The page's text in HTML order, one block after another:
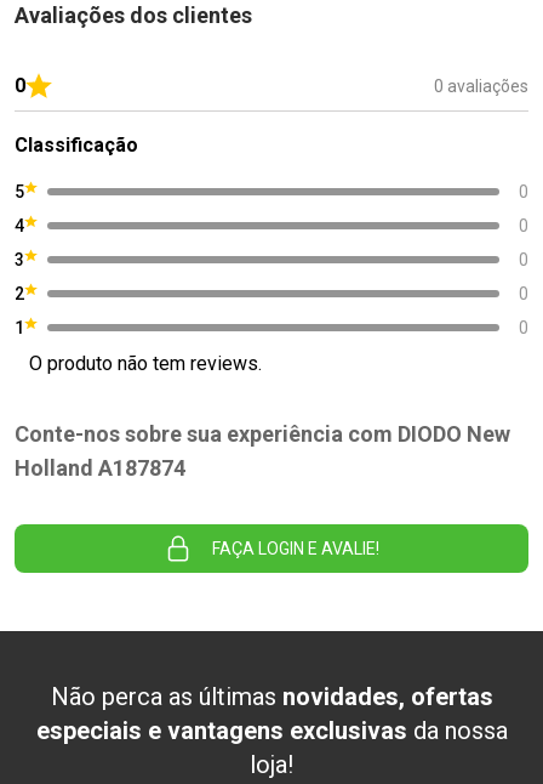
Avaliações dos clientes
0 0 avaliações
Classificação
5
0
4
0
3
0
2
0
1
0
O produto não tem reviews.
Conte-nos sobre sua experiência com DIODO New
Holland A187874
FAÇA LOGIN E AVALIE!
Não perca as últimas novidades, ofertas
especiais e vantagens exclusivas da nossa
loja!